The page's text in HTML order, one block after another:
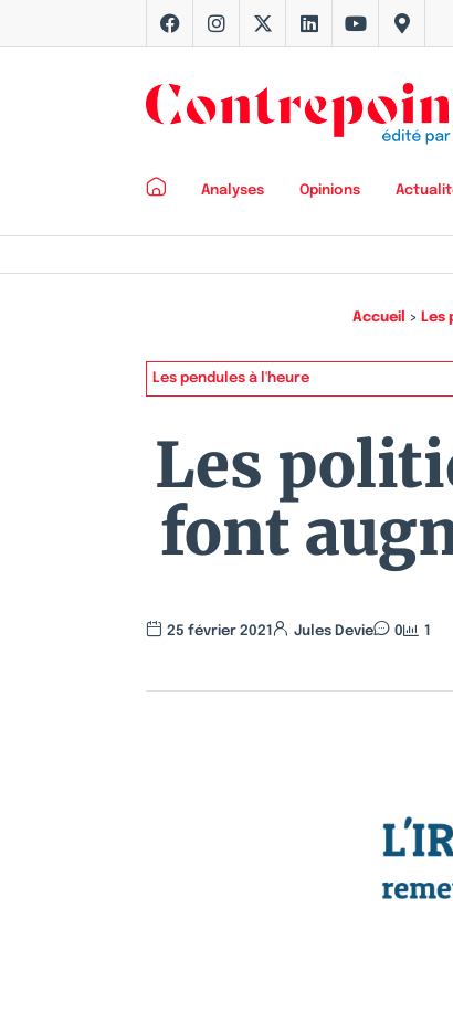
Analyses Opinions
Accueil > Les
Les pendules à l'heure
Les
font
25 février 2021 Jules Devie 0 1